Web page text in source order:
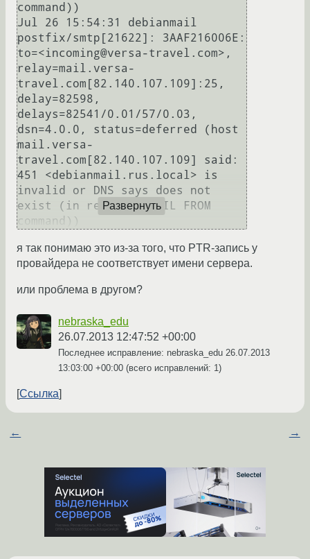
command))
Jul 26 15:54:31 debianmail
postfix/smtp[21622]: 3AAF216006E:
to=<incoming@versa-travel.com>,
relay=mail.versa-
travel.com[82.140.107.109]:25,
delay=82598,
delays=82541/0.01/57/0.03,
dsn=4.0.0, status=deferred (host
mail.versa-
travel.com[82.140.107.109] said:
451 <debianmail.rus.local> is
invalid or DNS says does not
exist (in reply to MAIL FROM
command))
Развернуть
я так понимаю это из-за того, что PTR-запись у
провайдера не соответствует имени сервера.
или проблема в другом?
nebraska_edu
26.07.2013 12:47:52 +00:00
Последнее исправление: nebraska_edu 26.07.2013
13:03:00 +00:00 (всего исправлений: 1)
Ссылка
← →